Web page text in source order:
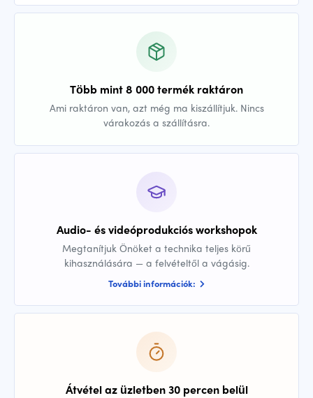
Több mint 8 000 termék raktáron
Ami raktáron van, azt még ma kiszállítjuk. Nincs
várakozás a szállításra.
Audio- és videóprodukciós workshopok
Megtanítjuk Önöket a technika teljes körű
kihasználására — a felvételtől a vágásig.
További információk:
Átvétel az üzletben 30 percen belül